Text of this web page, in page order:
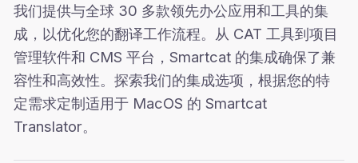
我们提供与全球 30 多款领先办公应用和工具的集
成，以优化您的翻译工作流程。从 CAT 工具到项目
管理软件和 CMS 平台，Smartcat 的集成确保了兼
容性和高效性。探索我们的集成选项，根据您的特
定需求定制适用于 MacOS 的 Smartcat
Translator。